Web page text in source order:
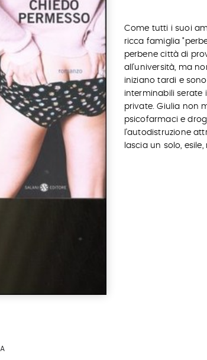
Come tutti i suoi
ricca famiglia
perbene città di
all'università, ma
iniziano tardi e
interminabili serate
private. Giulia non
psicofarmaci e
l'autodistruzione
lascia un solo,